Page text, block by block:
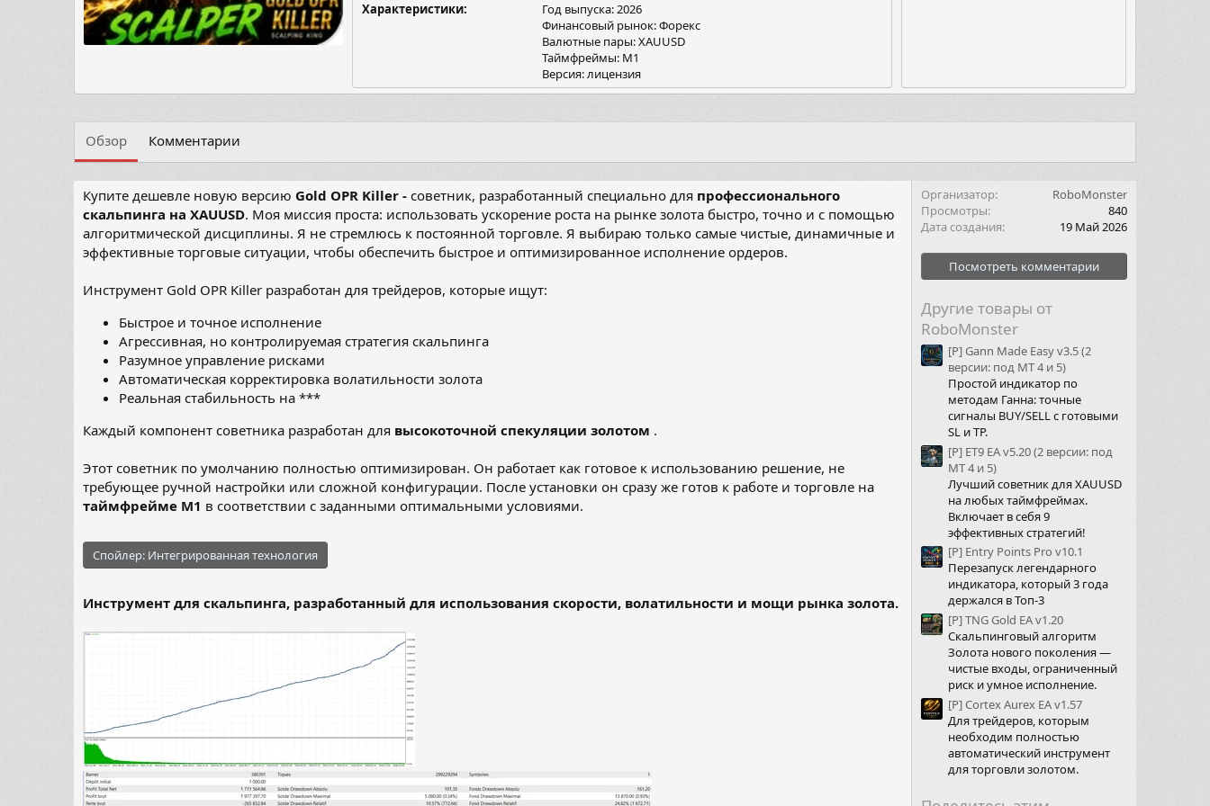
Характеристики
Год выпуска: 2026
Финансовый рынок: Форекс
Валютные пары: XAUUSD
Таймфреймы: M1
Версия: лицензия
Обзор Комментарии
Купите дешевле новую версию Gold OPR Killer - советник, разработанный специально для профессионального
скальпинга на XAUUSD. Моя миссия проста: использовать ускорение роста на рынке золота быстро, точно и с помощью
алгоритмической дисциплины. Я не стремлюсь к постоянной торговле. Я выбираю только самые чистые, динамичные и
эффективные торговые ситуации, чтобы обеспечить быстрое и оптимизированное исполнение ордеров.
Инструмент Gold OPR Killer разработан для трейдеров, которые ищут:
Быстрое и точное исполнение
Агрессивная, но контролируемая стратегия скальпинга
Разумное управление рисками
Автоматическая корректировка волатильности золота
Реальная стабильность на ***
Каждый компонент советника разработан для высокоточной спекуляции золотом .
Этот советник по умолчанию полностью оптимизирован. Он работает как готовое к использованию решение, не
требующее ручной настройки или сложной конфигурации. После установки он сразу же готов к работе и торговле на
таймфрейме M1 в соответствии с заданными оптимальными условиями.
Спойлер: Интегрированная технология
Инструмент для скальпинга, разработанный для использования скорости, волатильности и мощи рынка золота.
Организатор
RoboMonster
Просмотры
840
Дата создания
19 Май 2026
Посмотреть комментарии
Другие товары от
RoboMonster
[P] Gann Made Easy v3.5 (2
версии: под МТ 4 и 5)
Простой индикатор по
методам Ганна: точные
сигналы BUY/SELL с готовыми
SL и TP.
[P] ET9 EA v5.20 (2 версии: под
МТ 4 и 5)
Лучший советник для XAUUSD
на любых таймфреймах.
Включает в себя 9
эффективных стратегий!
[P] Entry Points Pro v10.1
Перезапуск легендарного
индикатора, который 3 года
держался в Топ-3
[P] TNG Gold EA v1.20
Скальпинговый алгоритм
Золота нового поколения —
чистые входы, ограниченный
риск и умное исполнение.
[P] Cortex Aurex EA v1.57
Для трейдеров, которым
необходим полностью
автоматический инструмент
для торговли золотом.